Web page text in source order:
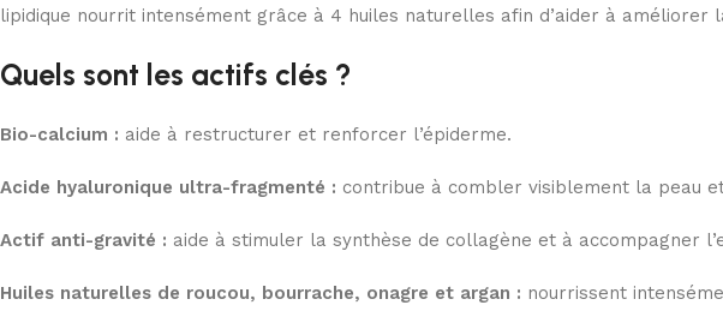
lipidique nourrit intensément grâce à 4 huiles naturelles afin d’aider à améliorer
Quels sont les actifs clés ?
Bio-calcium : aide à restructurer et renforcer l’épiderme.
Acide hyaluronique ultra-fragmenté : contribue à combler visiblement la peau
Actif anti-gravité : aide à stimuler la synthèse de collagène et à accompagner
Huiles naturelles de roucou, bourrache, onagre et argan : nourrissent